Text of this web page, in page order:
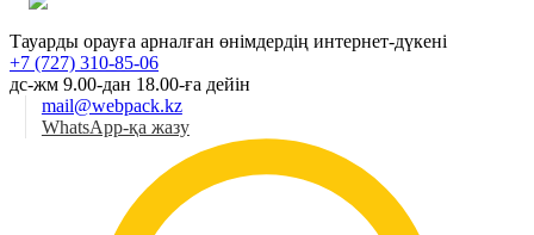
Тауарды орауға арналған өнімдердің интернет-дүкені
+7 (727) 310-85-06
дс-жм 9.00-дан 18.00-ға дейін
mail@webpack.kz
WhatsApp-қа жазу